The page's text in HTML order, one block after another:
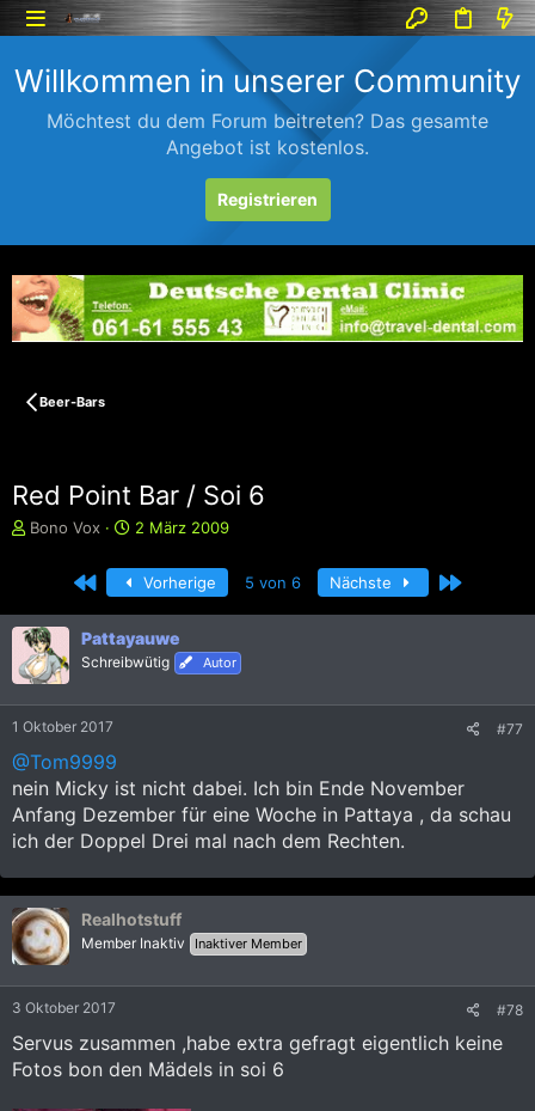
Willkommen in unserer Community
Möchtest du dem Forum beitreten? Das gesamte
Angebot ist kostenlos.
Registrieren
Beer-Bars
Red Point Bar / Soi 6
E
e
l
l
e
Bono Vox
E
s
e
l
l
2 März 2009
Erste Vorherige 5 von 6 Nächste Letzte
Pattayauwe
Schreibwütig Autor
1 Oktober 2017 #77
@Tom9999
nein Micky ist nicht dabei. Ich bin Ende November
Anfang Dezember für eine Woche in Pattaya , da schau
ich der Doppel Drei mal nach dem Rechten.
Realhotstuff
Member Inaktiv Inaktiver Member
3 Oktober 2017 #78
Servus zusammen ,habe extra gefragt eigentlich keine
Fotos bon den Mädels in soi 6